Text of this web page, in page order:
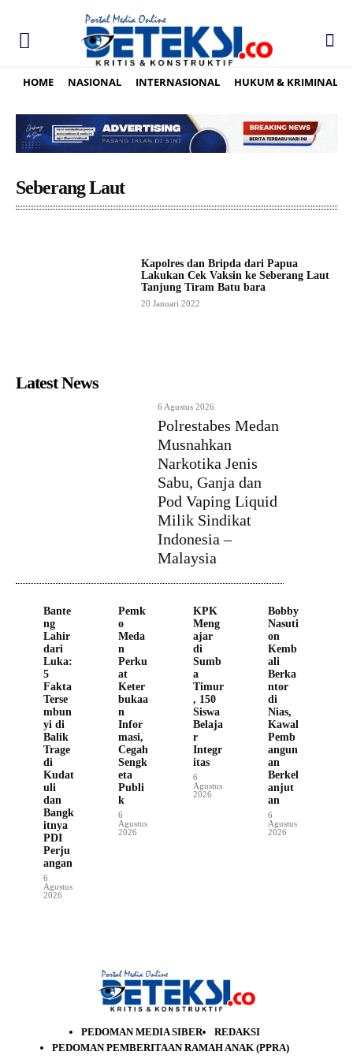
HOME NASIONAL INTERNASIONAL HUKUM & KRIMINAL
Seberang Laut
Kapolres dan Bripda dari Papua
Lakukan Cek Vaksin ke Seberang Laut
Tanjung Tiram Batu bara
20 Januari 2022
Latest News
6 Agustus 2026
Polrestabes Medan
Musnahkan
Narkotika Jenis
Sabu, Ganja dan
Pod Vaping Liquid
Milik Sindikat
Indonesia –
Malaysia
Bante
ng
Lahir
dari
Luka:
5
Fakta
Terse
mbun
yi di
Balik
Trage
di
Kudat
uli
dan
Bangk
itnya
PDI
Perju
angan
6
Agustus
2026
Pemk
o
Meda
n
Perku
at
Keter
bukaa
n
Infor
masi,
Cegah
Sengk
eta
Publi
k
6
Agustus
2026
KPK
Meng
ajar
di
Sumb
a
Timur
, 150
Siswa
Belaja
r
Integr
itas
6
Agustus
2026
Bobby
Nasuti
on
Kemb
ali
Berka
ntor
di
Nias,
Kawal
Pemb
angun
an
Berkel
anjut
an
6
Agustus
2026
PEDOMAN MEDIA SIBER
REDAKSI
PEDOMAN PEMBERITAAN RAMAH ANAK (PPRA)